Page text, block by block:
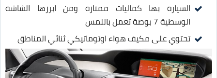
السيارة بها كماليات ممتازة ومن ابرزها الشاشة
الوسطية 7 بوصة تعمل باللمس
تحتوي على مكيف هواء اوتوماتيكي ثنائي المناطق